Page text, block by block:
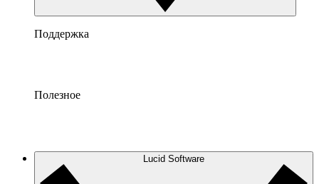
Поддержка
Полезное
Lucid Software